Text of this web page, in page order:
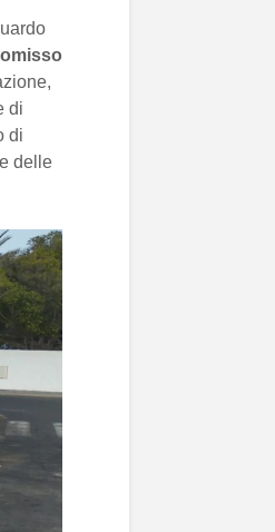
di
di
delle